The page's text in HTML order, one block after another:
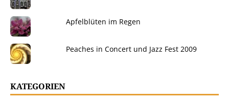
Apfelblüten im Regen
Peaches in Concert und Jazz Fest 2009
KATEGORIEN